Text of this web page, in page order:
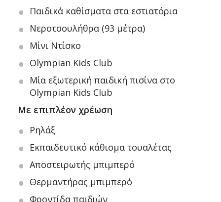
Παιδικά καθίσματα στα εστιατόρια
Νεροτσουλήθρα (93 μέτρα)
Μίνι Ντίσκο
Olympian Kids Club
Μία εξωτερική παιδική πισίνα στο
Olympian Kids Club
Με επιπλέον χρέωση
Ρηλάξ
Εκπαιδευτικό κάθισμα τουαλέτας
Αποστειρωτής μπιμπερό
Θερμαντήρας μπιμπερό
Φροντίδα παιδιών